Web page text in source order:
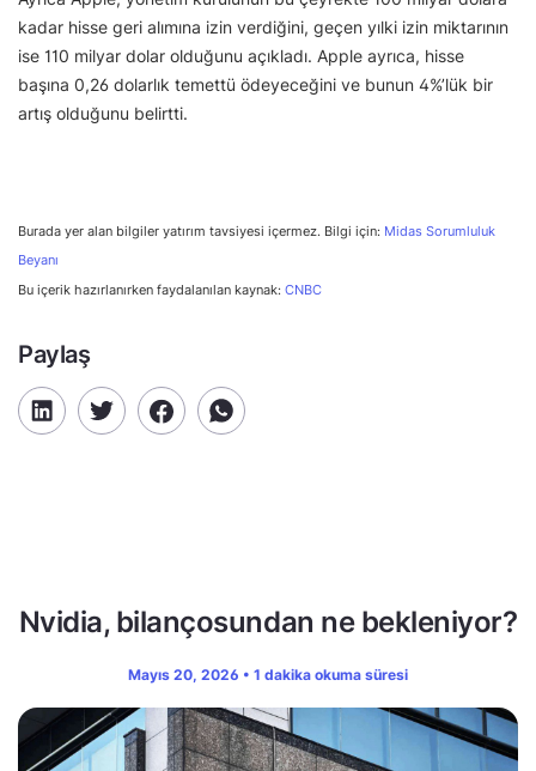
kadar hisse geri alımına izin verdiğini, geçen yılki izin miktarının
ise 110 milyar dolar olduğunu açıkladı. Apple ayrıca, hisse
başına 0,26 dolarlık temettü ödeyeceğini ve bunun 4%’lük bir
artış olduğunu belirtti.
Burada yer alan bilgiler yatırım tavsiyesi içermez. Bilgi için: Midas Sorumluluk
Beyanı
Bu içerik hazırlanırken faydalanılan kaynak: CNBC
Paylaş
Nvidia, bilançosundan ne bekleniyor?
Mayıs 20, 2026 • 1 dakika okuma süresi